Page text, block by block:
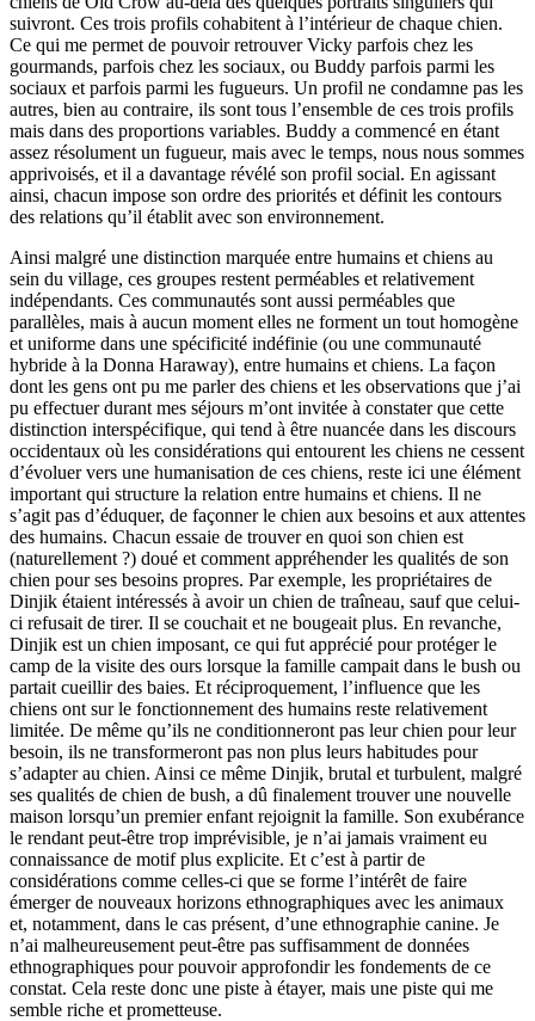
suivront. Ces trois profils cohabitent à l’intérieur de chaque chien.
Ce qui me permet de pouvoir retrouver Vicky parfois chez les
gourmands, parfois chez les sociaux, ou Buddy parfois parmi les
sociaux et parfois parmi les fugueurs. Un profil ne condamne pas les
autres, bien au contraire, ils sont tous l’ensemble de ces trois profils
mais dans des proportions variables. Buddy a commencé en étant
assez résolument un fugueur, mais avec le temps, nous nous sommes
apprivoisés, et il a davantage révélé son profil social. En agissant
ainsi, chacun impose son ordre des priorités et définit les contours
des relations qu’il établit avec son environnement.
Ainsi malgré une distinction marquée entre humains et chiens au
sein du village, ces groupes restent perméables et relativement
indépendants. Ces communautés sont aussi perméables que
parallèles, mais à aucun moment elles ne forment un tout homogène
et uniforme dans une spécificité indéfinie (ou une communauté
hybride à la Donna Haraway), entre humains et chiens. La façon
dont les gens ont pu me parler des chiens et les observations que j’ai
pu effectuer durant mes séjours m’ont invitée à constater que cette
distinction interspécifique, qui tend à être nuancée dans les discours
occidentaux où les considérations qui entourent les chiens ne cessent
d’évoluer vers une humanisation de ces chiens, reste ici une élément
important qui structure la relation entre humains et chiens. Il ne
s’agit pas d’éduquer, de façonner le chien aux besoins et aux attentes
des humains. Chacun essaie de trouver en quoi son chien est
(naturellement ?) doué et comment appréhender les qualités de son
chien pour ses besoins propres. Par exemple, les propriétaires de
Dinjik étaient intéressés à avoir un chien de traîneau, sauf que celui-
ci refusait de tirer. Il se couchait et ne bougeait plus. En revanche,
Dinjik est un chien imposant, ce qui fut apprécié pour protéger le
camp de la visite des ours lorsque la famille campait dans le bush ou
partait cueillir des baies. Et réciproquement, l’influence que les
chiens ont sur le fonctionnement des humains reste relativement
limitée. De même qu’ils ne conditionneront pas leur chien pour leur
besoin, ils ne transformeront pas non plus leurs habitudes pour
s’adapter au chien. Ainsi ce même Dinjik, brutal et turbulent, malgré
ses qualités de chien de bush, a dû finalement trouver une nouvelle
maison lorsqu’un premier enfant rejoignit la famille. Son exubérance
le rendant peut-être trop imprévisible, je n’ai jamais vraiment eu
connaissance de motif plus explicite. Et c’est à partir de
considérations comme celles-ci que se forme l’intérêt de faire
émerger de nouveaux horizons ethnographiques avec les animaux
et, notamment, dans le cas présent, d’une ethnographie canine. Je
n’ai malheureusement peut-être pas suffisamment de données
ethnographiques pour pouvoir approfondir les fondements de ce
constat. Cela reste donc une piste à étayer, mais une piste qui me
semble riche et prometteuse.